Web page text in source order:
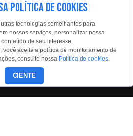
Álvares, 55 - 5º andar
São Paulo, 02598-900
Contato:
(11)99350-0439
POLÍTICA DE COOKIES
tecnologias semelhantes para
nossos serviços, personalizar nossa
de seu interesse.
você aceita a política de monitoramento de
consulte nossa Política de cookies.
CIENTE